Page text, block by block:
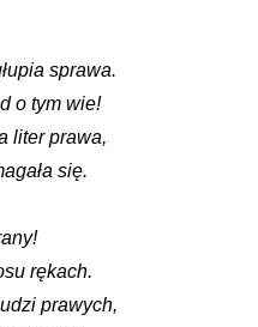
sprawa.
o tym wie!
liter prawa,
się.
rękach.
prawych,